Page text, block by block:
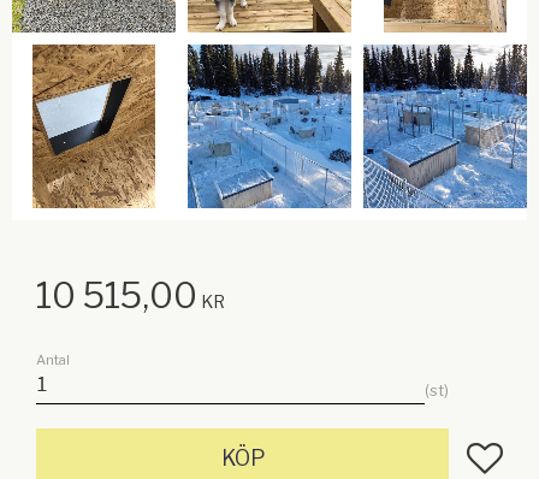
10 515,00 KR
Antal
st
KÖP Lägg